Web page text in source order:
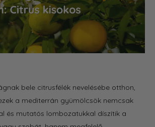
bele citrusfélék nevelésébe otthon,
a mediterrán gyümölcsök nemcsak
és mutatós lombozatukkal díszítik a